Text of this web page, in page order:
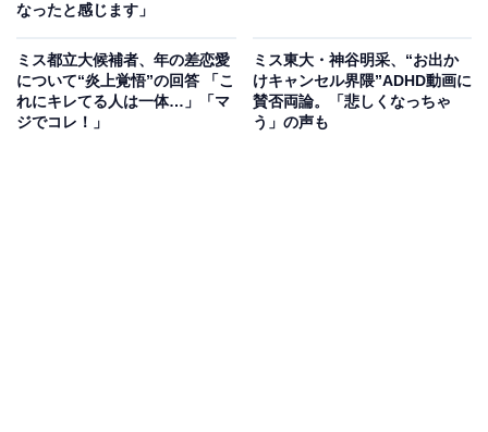
なったと感じます」
ミス都立大候補者、年の差恋愛
について“炎上覚悟”の回答 「こ
れにキレてる人は一体…」「マ
ジでコレ！」
ミス東大・神谷明采、“お出か
けキャンセル界隈”ADHD動画に
賛否両論。「悲しくなっちゃ
う」の声も